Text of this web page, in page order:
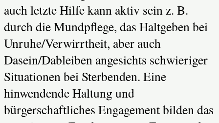
auch letzte Hilfe kann aktiv sein z. B.
durch die Mundpflege, das Haltgeben bei
Unruhe/Verwirrtheit, aber auch
Dasein/Dableiben angesichts schwieriger
Situationen bei Sterbenden. Eine
hinwendende Haltung und
bürgerschaftliches Engagement bilden das